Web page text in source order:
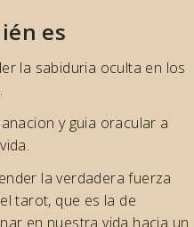
es
la sabiduria oculta en los
y guia oracular a
la verdadera fuerza
tarot, que es la de
en nuestra vida hacia un